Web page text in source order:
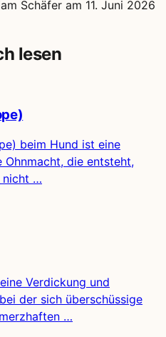
Schäfer am 11. Juni 2026
lesen
beim Hund ist eine
die entsteht,
nicht …
Verdickung und
der sich überschüssige
…